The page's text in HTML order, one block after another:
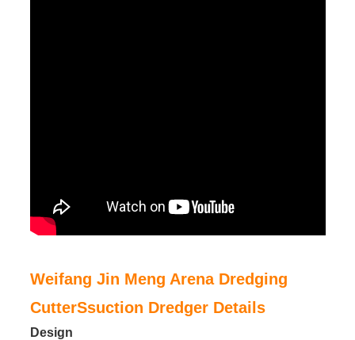
Weifang Jin Meng Arena Dredging
CutterSsuction Dredger Details
Design